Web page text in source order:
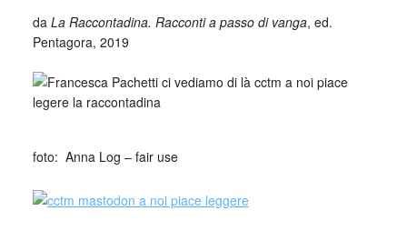
da La Raccontadina. Racconti a passo di vanga, ed.
Pentagora, 2019
foto: Anna Log – fair use